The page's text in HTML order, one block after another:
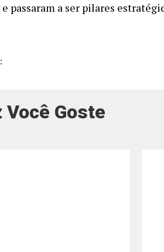
passaram a ser pilares
Você Goste